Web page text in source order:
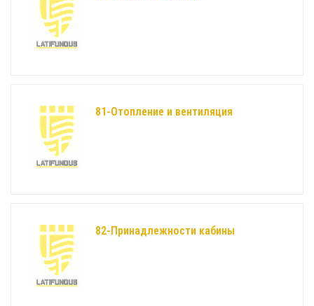
81-Отопление и вентиляция
82-Принадлежности кабины